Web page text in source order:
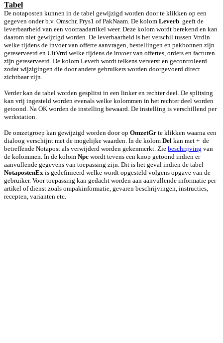
Tabel
De notaposten kunnen in de tabel gewijzigd worden door te klikken op een
gegeven onder b.v. Omschr, Prys1 of PakNaam. De kolom Leverb geeft de
leverbaarheid van een voorraadartikel weer. Deze kolom wordt berekend en kan
daarom niet gewijzigd worden. De leverbaarheid is het verschil tussen VrrdIn
welke tijdens de invoer van offerte aanvragen, bestellingen en pakbonnen zijn
gereserveerd en UitVrrd welke tijdens de invoer van offertes, orders en facturen
zijn gereserveerd. De kolom Leverb wordt telkens ververst en gecontroleerd
zodat wijzigingen die door andere gebruikers worden doorgevoerd direct
zichtbaar zijn.
Verder kan de tabel worden gesplitst in een linker en rechter deel. De splitsing
kan vrij ingesteld worden evenals welke kolommen in het rechter deel worden
getoond. Na OK worden de instelling bewaard. De instelling is verschillend per
werkstation.
De omzetgroep kan gewijzigd worden door op OmzetGr te klikken waarna een
dialoog verschijnt met de mogelijke waarden. In de kolom Del kan met + de
betreffende Notapost als verwijderd worden gekenmerkt. Zie beschrijving van
de kolommen. In de kolom Npc wordt tevens een knop getoond indien er
aanvullende gegevens van toepassing zijn. Dit is het geval indien de tabel
NotapostenEx is gedefinieerd welke wordt opgesteld volgens opgave van de
gebruiker. Voor toepassing kan gedacht worden aan aanvullende informatie per
artikel of dienst zoals ompakinformatie, gevaren beschrijvingen, instructies,
recepten, varianten etc.